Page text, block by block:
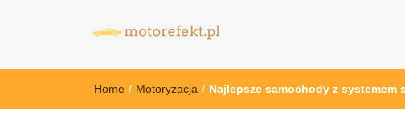
Home / Motoryzacja / Najlepsze samochody z